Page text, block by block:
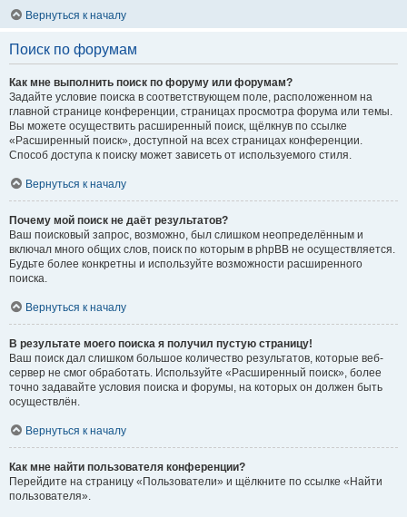
Вернуться к началу
Поиск по форумам
Как мне выполнить поиск по форуму или форумам?
Задайте условие поиска в соответствующем поле, расположенном на
главной странице конференции, страницах просмотра форума или темы.
Вы можете осуществить расширенный поиск, щёлкнув по ссылке
«Расширенный поиск», доступной на всех страницах конференции.
Способ доступа к поиску может зависеть от используемого стиля.
Вернуться к началу
Почему мой поиск не даёт результатов?
Ваш поисковый запрос, возможно, был слишком неопределённым и
включал много общих слов, поиск по которым в phpBB не осуществляется.
Будьте более конкретны и используйте возможности расширенного
поиска.
Вернуться к началу
В результате моего поиска я получил пустую страницу!
Ваш поиск дал слишком большое количество результатов, которые веб-
сервер не смог обработать. Используйте «Расширенный поиск», более
точно задавайте условия поиска и форумы, на которых он должен быть
осуществлён.
Вернуться к началу
Как мне найти пользователя конференции?
Перейдите на страницу «Пользователи» и щёлкните по ссылке «Найти
пользователя».